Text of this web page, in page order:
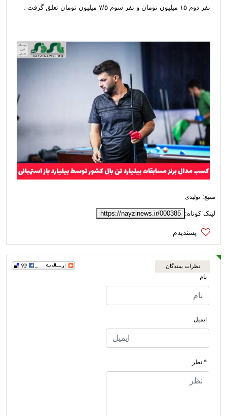
نفر دوم ۱۵ میلیون تومان و نفر سوم ۷/۵ میلیون تومان تعلق گرفت .
منبع: تولیدی
لینک کوتاه: https://nayzinews.ir/000385
نظرات بینندگان
نام
ایمیل
* نظر